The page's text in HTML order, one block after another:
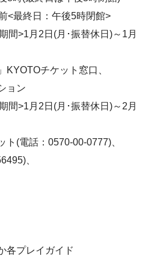
<最終日：午後5時閉館>
間>1月2日(月･振替休日)～1月
KYOTOチケット窓口、
ョン
間>1月2日(月･振替休日)～2月
ト(電話：0570-00-0777)、
、
各プレイガイド